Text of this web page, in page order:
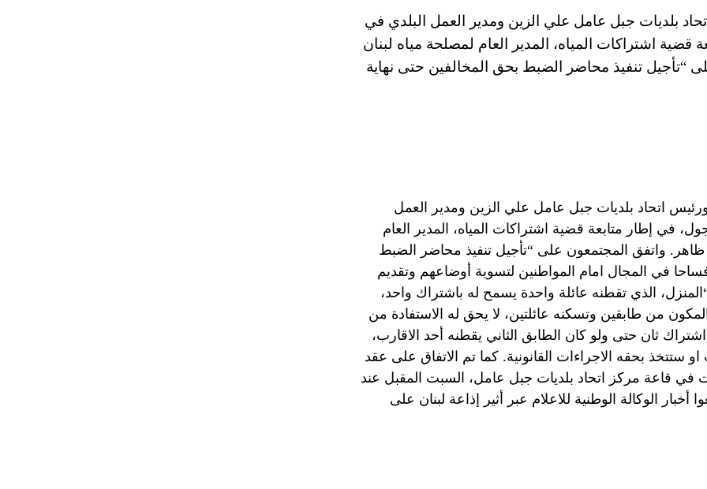
بلديات جبل عامل علي الزين ومدير العمل البلدي في
قضية اشتراكات المياه، المدير العام لمصلحة مياه لبنان
“تأجيل تنفيذ محاضر الضبط بحق المخالفين حتى نهاية
اتحاد بلديات جبل عامل علي الزين ومدير العمل
في إطار متابعة قضية اشتراكات المياه، المدير العام
ظاهر. واتفق المجتمعون على “تأجيل تنفيذ محاضر الضبط
في المجال امام المواطنين لتسوية أوضاعهم وتقديم
الذي تقطنه عائلة واحدة يسمح له باشتراك واحد،
من طابقين وتسكنه عائلتين، لا يحق له الاستفادة من
ثان حتى ولو كان الطابق الثاني يقطنه أحد الاقارب،
ستتخذ بحقه الاجراءات القانونية. كما تم الاتفاق على عقد
في قاعة مركز اتحاد بلديات جبل عامل، السبت المقبل عند
الوكالة الوطنية للاعلام عبر أثير إذاعة لبنان على